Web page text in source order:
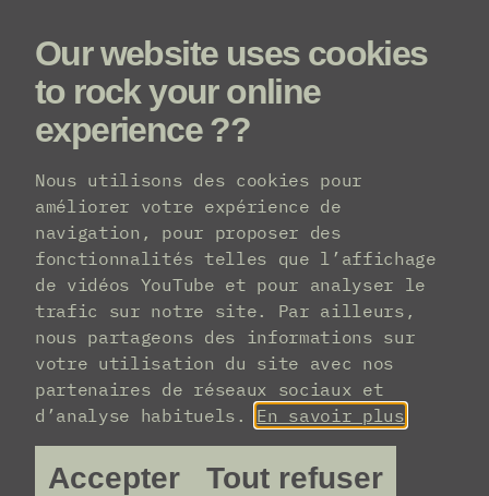
Menu
Our website uses cookies
to rock your online
experience ??
Nous utilisons des cookies pour
améliorer votre expérience de
navigation, pour proposer des
fonctionnalités telles que l’affichage
de vidéos YouTube et pour analyser le
trafic sur notre site. Par ailleurs,
nous partageons des informations sur
votre utilisation du site avec nos
partenaires de réseaux sociaux et
d’analyse habituels. En savoir plus
Accepter
Tout refuser